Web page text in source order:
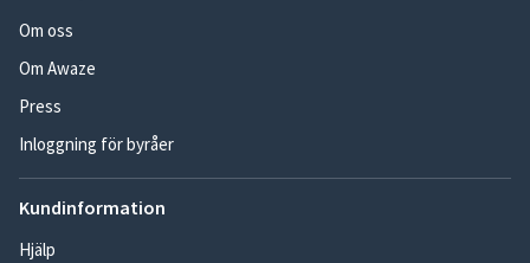
Om oss
Om Awaze
Press
Inloggning för byråer
Kundinformation
Hjälp